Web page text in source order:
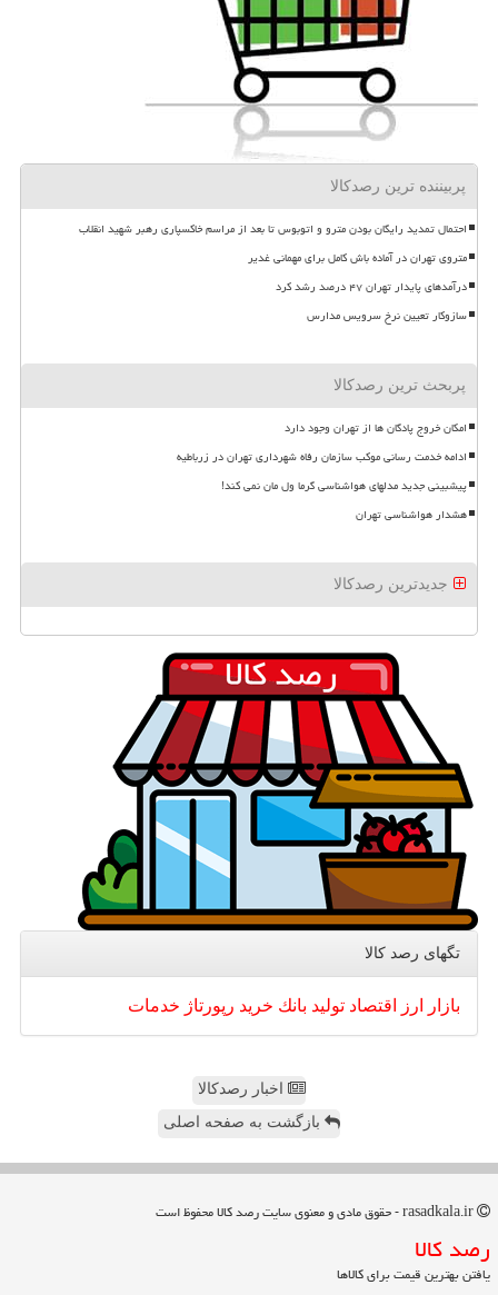
پربیننده ترین رصدکالا
احتمال تمدید رایگان بودن مترو و اتوبوس تا بعد از مراسم خاکسپاری رهبر شهید انقلاب
متروی تهران در آماده باش کامل برای مهمانی غدیر
درآمدهای پایدار تهران ۴۷ درصد رشد کرد
سازوکار تعیین نرخ سرویس مدارس
پربحث ترین رصدکالا
امکان خروج پادگان ها از تهران وجود دارد
ادامه خدمت رسانی موکب سازمان رفاه شهرداری تهران در زرباطیه
پیشبینی جدید مدلهای هواشناسی گرما ول مان نمی کند!
هشدار هواشناسی تهران
جدیدترین رصدکالا
تگهای رصد كالا
بازار ارز اقتصاد تولید بانك خرید رپورتاژ خدمات
اخبار رصدکالا
بازگشت به صفحه اصلی
رصد كالا
یافتن بهترین قیمت برای کالاها